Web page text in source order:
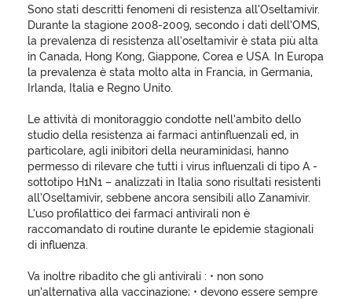
Sono stati descritti fenomeni di resistenza all’Oseltamivir.
Durante la stagione 2008-2009, secondo i dati dell’OMS,
la prevalenza di resistenza all’oseltamivir è stata più alta
in Canada, Hong Kong, Giappone, Corea e USA. In Europa
la prevalenza è stata molto alta in Francia, in Germania,
Irlanda, Italia e Regno Unito.
Le attività di monitoraggio condotte nell’ambito dello
studio della resistenza ai farmaci antinfluenzali ed, in
particolare, agli inibitori della neuraminidasi, hanno
permesso di rilevare che tutti i virus influenzali di tipo A -
sottotipo H1N1 – analizzati in Italia sono risultati resistenti
all’Oseltamivir, sebbene ancora sensibili allo Zanamivir.
L’uso profilattico dei farmaci antivirali non è
raccomandato di routine durante le epidemie stagionali
di influenza.
Va inoltre ribadito che gli antivirali : • non sono
un’alternativa alla vaccinazione; • devono essere sempre